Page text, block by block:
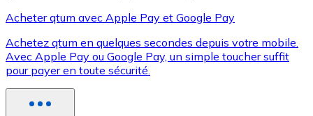
XRP
XRP
Acheter qtum avec Apple Pay et Google Pay
Achetez qtum en quelques secondes depuis votre mobile.
Avec Apple Pay ou Google Pay, un simple toucher suffit
pour payer en toute sécurité.